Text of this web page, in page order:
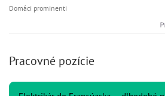
Domáci prominenti
Pracovné pozície